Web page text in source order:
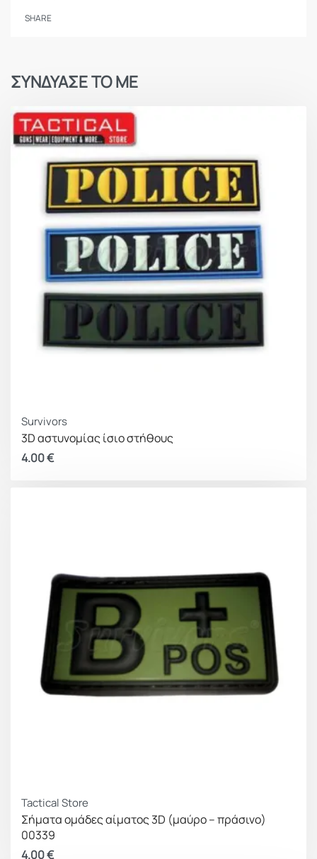
SHARE
ΣΥΝΔΥΑΣΕ ΤΟ ΜΕ
Survivors
3D αστυνομίας ίσιο στήθους
4.00€
Tactical Store
Σήματα ομάδες αίματος 3D (μαύρο – πράσινο)
00339
4.00€